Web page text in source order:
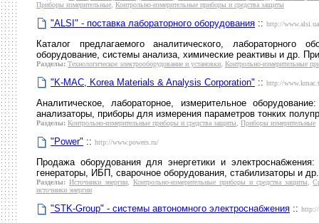
Приборы измерительные Контрольно-измерительные приборы и средства защиты
"ALSI" - поставка лабораторного оборудования :: http://
Каталог предлагаемого аналитического, лабораторного
оборудование, системы анализа, химические реактивы и др.
Разделы: Технологическое электрооборудование и установки Контрольно-измерительные
"K-MAC, Korea Materials & Analysis Corporation" :: http://
Аналитическое, лабораторное, измерительное
анализаторы, приборы для измерения параметров тонких
Разделы: Контрольно-измерительные приборы и средства защиты, Приборы измерительные
"Power" :: http://www.powers.ru/
Продажа оборудования для энергетики и
генераторы, ИБП, сварочное оборудования, стабилизаторы и
Разделы: Источники энергии, Контрольно-измерительные приборы и средства защиты,
источники энергии
"STK-Group" - системы автономного электроснабжения ::